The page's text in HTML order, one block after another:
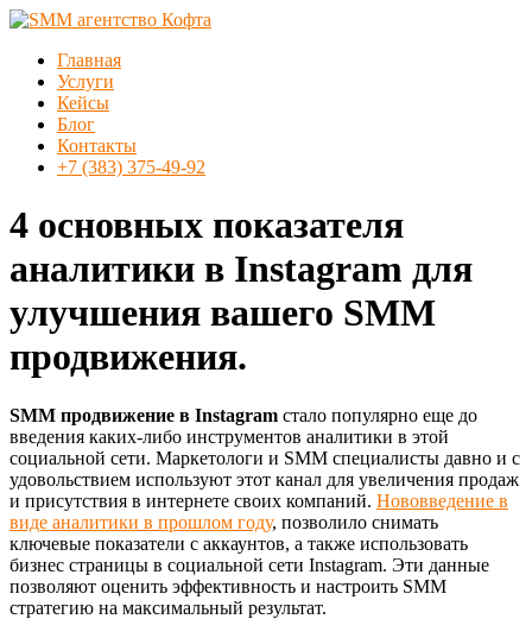
Перейти
содержимому
SMM
агентство
Кофта
SMM
продвижение
Новосибирске
МенюГлавная
Услуги
Кейсы
Блог
Контакты
+7 (383) 375-49-92
4 основных показателя
аналитики в Instagram для
улучшения вашего SMM
продвижения.
SMM продвижение в Instagram стало популярно еще до
введения каких-либо инструментов аналитики в этой
социальной сети. Маркетологи и SMM специалисты давно и с
удовольствием используют этот канал для увеличения продаж
и присутствия в интернете своих компаний. Нововведение в
виде аналитики в прошлом году, позволило снимать
ключевые показатели с аккаунтов, а также использовать
бизнес страницы в социальной сети Instagram. Эти данные
позволяют оценить эффективность и настроить SMM
стратегию на максимальный результат.